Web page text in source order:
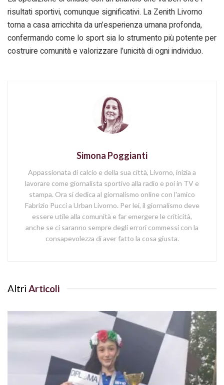
risultati sportivi, comunque significativi. La Zenith Livorno
torna a casa arricchita da un’esperienza umana profonda,
confermando come lo sport sia lo strumento più potente per
costruire comunità e valorizzare l’unicità di ogni individuo.
Simona Poggianti
Appassionata di calcio e della sua città, Livorno, inizia a
lavorare come giornalista sportivo alla radio e poi in TV e
stampa. Ora si dedica al giornalismo online con l'amico
Fabrizio Pucci a Urban Livorno. Per lei, il giornalismo deve
essere utile alla comunità e far emergere le criticità,
anche se ci saranno sempre degli errori commessi con la
consapevolezza di aver fatto la cosa giusta.
Altri Articoli